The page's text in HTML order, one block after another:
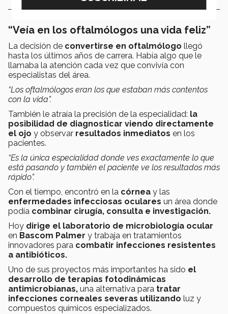
“Veía en los oftalmólogos una vida feliz”
La decisión de convertirse en oftalmólogo llegó
hasta los últimos años de carrera. Había algo que le
llamaba la atención cada vez que convivía con
especialistas del área.
“Los oftalmólogos eran los que estaban más contentos
con la vida”.
También le atraía la precisión de la especialidad: la
posibilidad de diagnosticar viendo directamente
el ojo y observar resultados inmediatos en los
pacientes.
“Es la única especialidad donde ves exactamente lo que
está pasando y también el paciente ve los resultados más
rápido”.
Con el tiempo, encontró en la córnea y las
enfermedades infecciosas oculares un área donde
podía combinar cirugía, consulta e investigación.
Hoy dirige el laboratorio de microbiología ocular
en Bascom Palmer y trabaja en tratamientos
innovadores para combatir infecciones resistentes
a antibióticos.
Uno de sus proyectos más importantes ha sido el
desarrollo de terapias fotodinámicas
antimicrobianas, una alternativa para tratar
infecciones corneales severas utilizando luz y
compuestos químicos especializados.